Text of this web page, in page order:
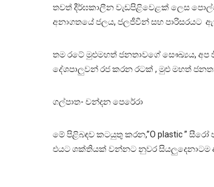
තවත් දීර්ඝකාලීන වැඩපිළිවෙළක් ලෙස
අනාගතයේ ජලය, ජලජීවීන් සහ පාරිසරයට
තම රටේ මුළුමහත් ජනතාවගේ සෞඛ්‍යය,
දේශපාලුවන් රජ කරන රටක් , මුළු මහත්
ගල්පාත- චන්දන පෙරේරා
මේ පිළිබඳව කටයුතු කරන,”O plastic ”
එයට ශක්තියක් වන්නට නුවර සියලුදෙනාටම